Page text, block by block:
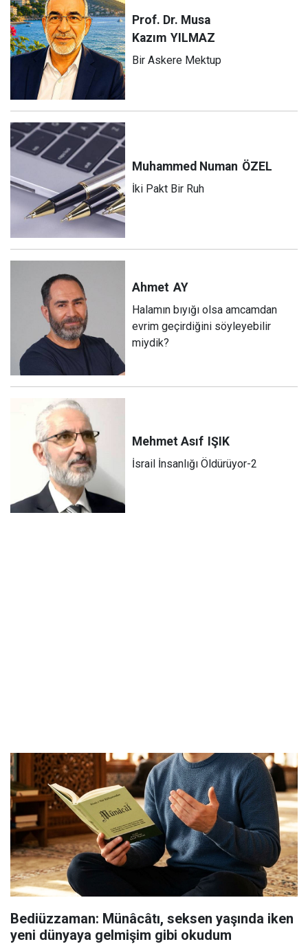
Prof. Dr. Musa
Kazım YILMAZ
Bir Askere Mektup
Muhammed Numan ÖZEL
İki Pakt Bir Ruh
Ahmet AY
Halamın bıyığı olsa amcamdan
evrim geçirdiğini söyleyebilir
miydik?
Mehmet Asıf IŞIK
İsrail İnsanlığı Öldürüyor-2
Bediüzzaman: Münâcâtı, seksen yaşında iken
yeni dünyaya gelmişim gibi okudum